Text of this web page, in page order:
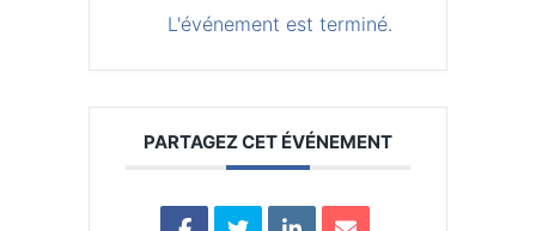
L'événement est terminé.
PARTAGEZ CET ÉVÉNEMENT